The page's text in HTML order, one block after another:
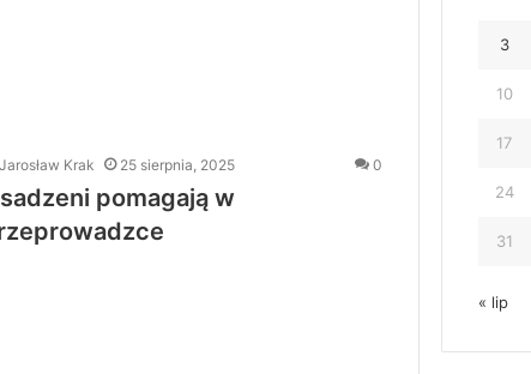
Jarosław Krak 25 sierpnia, 2025 0
pomagają w
3
10
17
24
31
« lip